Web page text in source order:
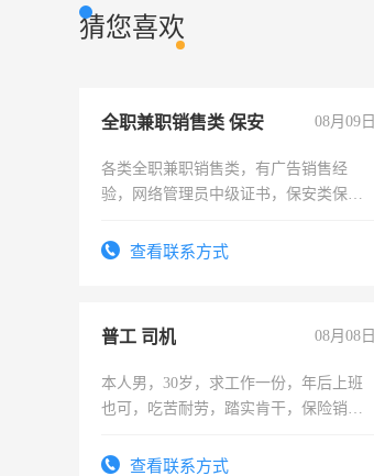
猜您喜欢
全职兼职销售类 保安 08月09日
各类全职兼职销售类，有广告销售经
验，网络管理员中级证书，保安类保安
有高低压电工证和十几年工作经验
查看联系方式
普工 司机 08月08日
本人男，30岁，求工作一份，年后上班
也可，吃苦耐劳，踏实肯干，保险销售
查看联系方式